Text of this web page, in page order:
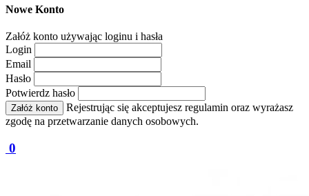
Nowe Konto
Załóż konto używając loginu i hasła
Login
Email
Hasło
Potwierdz hasło
Załóż konto
Rejestrując się akceptujesz regulamin oraz wyrażasz
zgodę na przetwarzanie danych osobowych.
0